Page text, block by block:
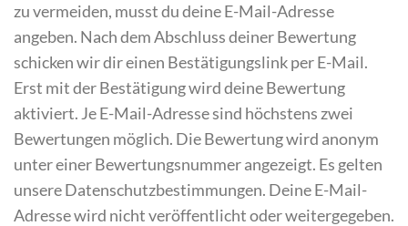
zu vermeiden, musst du deine E-Mail-Adresse
angeben. Nach dem Abschluss deiner Bewertung
schicken wir dir einen Bestätigungslink per E-Mail.
Erst mit der Bestätigung wird deine Bewertung
aktiviert. Je E-Mail-Adresse sind höchstens zwei
Bewertungen möglich. Die Bewertung wird anonym
unter einer Bewertungsnummer angezeigt. Es gelten
unsere Datenschutzbestimmungen. Deine E-Mail-
Adresse wird nicht veröffentlicht oder weitergegeben.